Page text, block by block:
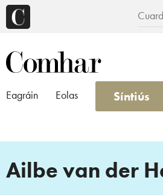
Eagráin Eolas Síntiús
Ailbe van der